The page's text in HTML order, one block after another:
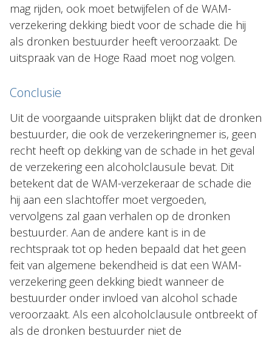
mag rijden, ook moet betwijfelen of de WAM-
verzekering dekking biedt voor de schade die hij
als dronken bestuurder heeft veroorzaakt. De
uitspraak van de Hoge Raad moet nog volgen.
Conclusie
Uit de voorgaande uitspraken blijkt dat de dronken
bestuurder, die ook de verzekeringnemer is, geen
recht heeft op dekking van de schade in het geval
de verzekering een alcoholclausule bevat. Dit
betekent dat de WAM-verzekeraar de schade die
hij aan een slachtoffer moet vergoeden,
vervolgens zal gaan verhalen op de dronken
bestuurder. Aan de andere kant is in de
rechtspraak tot op heden bepaald dat het geen
feit van algemene bekendheid is dat een WAM-
verzekering geen dekking biedt wanneer de
bestuurder onder invloed van alcohol schade
veroorzaakt. Als een alcoholclausule ontbreekt of
als de dronken bestuurder niet de